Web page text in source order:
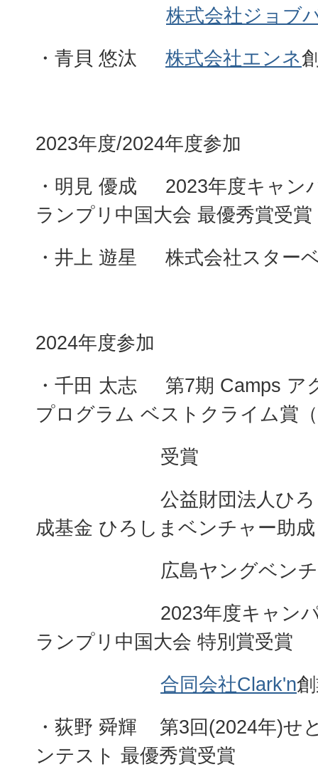
株式会社ジョブ
・青貝 悠汰 株式会社エンネ
2023年度/2024年度参加
・明見 優成 2023年度キャン
ランプリ中国大会 最優秀賞受賞
・井上 遊星 株式会社スター
2024年度参加
・千田 太志 第7期 Camps ア
プログラム ベストクライム賞
受賞
公益財団法人ひろし
成基金 ひろしまベンチャー助
広島ヤングベンチャ
2023年度キャンパス
ランプリ中国大会 特別賞受賞
合同会社Clark'n
・荻野 舜輝 第3回(2024年)せ
ンテスト 最優秀賞受賞